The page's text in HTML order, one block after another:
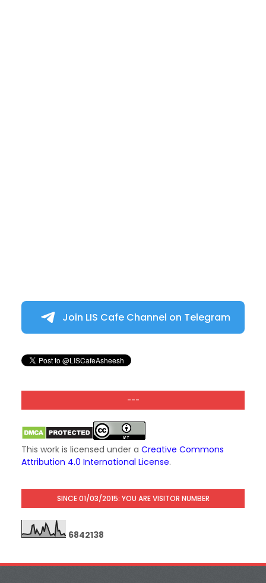
Join LIS Cafe Channel on Telegram
---
This work is licensed under a Creative Commons
Attribution 4.0 International License.
SINCE 01/03/2015: YOU ARE VISITOR NUMBER
6842138